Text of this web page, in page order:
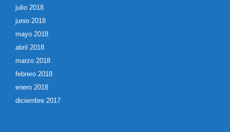
julio 2018
junio 2018
mayo 2018
abril 2018
marzo 2018
febrero 2018
enero 2018
diciembre 2017